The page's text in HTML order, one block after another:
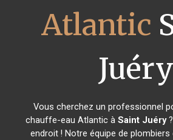
Atlantic
Juéry
Vous cherchez un professionnel
chauffe-eau Atlantic àSaint Juéry
endroit ! Notre équipe de